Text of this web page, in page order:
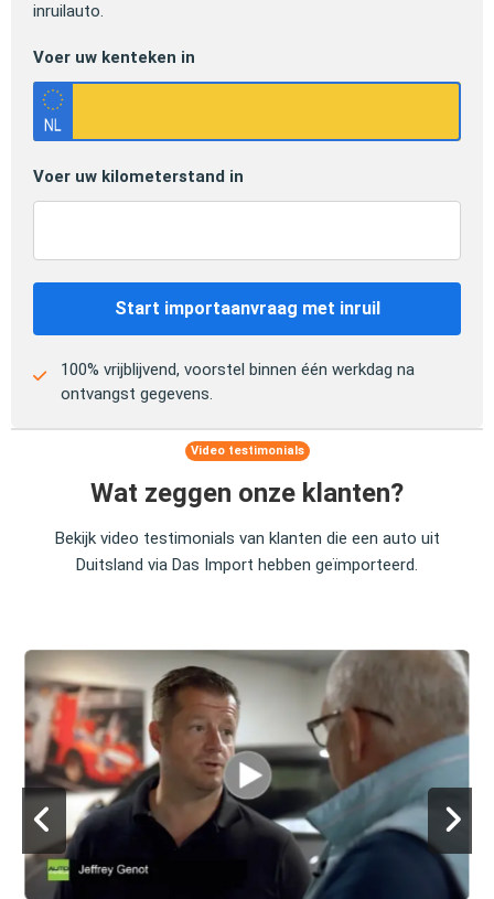
inruilauto.
Voer uw kenteken in
Voer uw kilometerstand in
Start importaanvraag met inruil
100% vrijblijvend, voorstel binnen één werkdag na
ontvangst gegevens.
Video testimonials
Wat zeggen onze klanten?
Bekijk video testimonials van klanten die een auto uit
Duitsland via Das Import hebben geïmporteerd.